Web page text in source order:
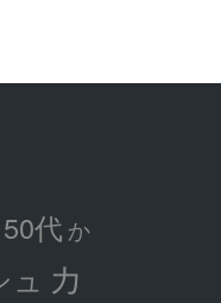
50代 か
ュ カ